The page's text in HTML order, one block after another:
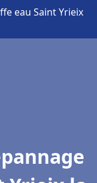
eau Saint Yrieix